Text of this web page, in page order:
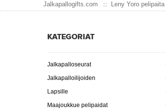
Jalkapallogifts.com Leny Yoro pelipaita
KATEGORIAT
Jalkapalloseurat
Jalkapalloilijoiden
Lapsille
Maajoukkue pelipaidat